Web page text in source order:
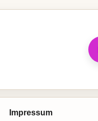
Impressum